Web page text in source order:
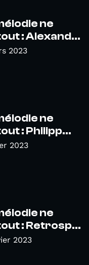
ne
: Alexand...
2023
ne
: Philipp...
2023
ne
: Retrosp...
2023